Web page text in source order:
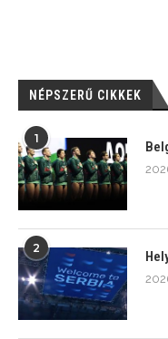
NÉPSZERŰ CIKKEK
1
2